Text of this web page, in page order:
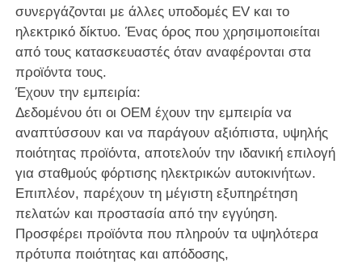
συνεργάζονται με άλλες υποδομές EV και το
ηλεκτρικό δίκτυο. Ένας όρος που χρησιμοποιείται
από τους κατασκευαστές όταν αναφέρονται στα
προϊόντα τους.
Έχουν την εμπειρία:
Δεδομένου ότι οι OEM έχουν την εμπειρία να
αναπτύσσουν και να παράγουν αξιόπιστα, υψηλής
ποιότητας προϊόντα, αποτελούν την ιδανική επιλογή
για σταθμούς φόρτισης ηλεκτρικών αυτοκινήτων.
Επιπλέον, παρέχουν τη μέγιστη εξυπηρέτηση
πελατών και προστασία από την εγγύηση.
Προσφέρει προϊόντα που πληρούν τα υψηλότερα
πρότυπα ποιότητας και απόδοσης,